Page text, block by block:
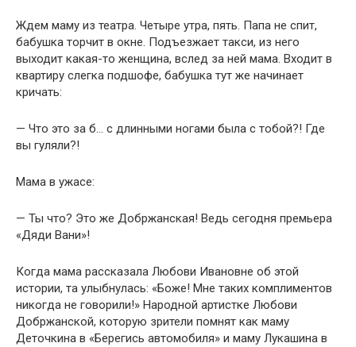
Ждем маму из театра. Четыре утра, пять. Папа не спит,
бабушка торчит в окне. Подъезжает такси, из него
выходит какая-то женщина, вслед за ней мама. Входит в
квартиру слегка подшофе, бабушка тут же начинает
кричать:
— Что это за б… с длинными ногами была с тобой?! Где
вы гуляли?!
Мама в ужасе:
— Ты что? Это же Добржанская! Ведь сегодня премьера
«Дяди Вани»!
Когда мама рассказала Любови Ивановне об этой
истории, та улыбнулась: «Боже! Мне таких комплиментов
никогда не говорили!» Народной артистке Любови
Добржанской, которую зрители помнят как маму
Деточкина в «Берегись автомобиля» и маму Лукашина в